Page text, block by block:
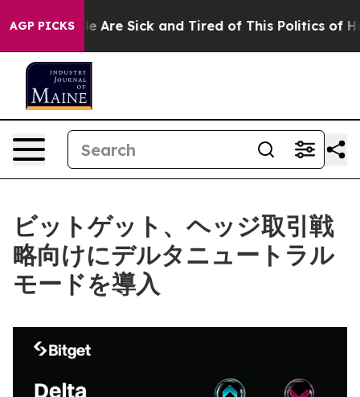
AGP PICKS
“People Are Sick and Tired of This Politics of
ビットゲット、ヘッジ取引戦
略向けにデルタニュートラル
モードを導入